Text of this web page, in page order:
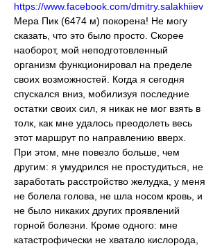
https://www.facebook.com/dmitry.salakhiiev
Мера Пик (6474 м) покорена! Не могу
сказать, что это было просто. Скорее
наоборот, мой неподготовленный
организм функционировал на пределе
своих возможностей. Когда я сегодня
спускался вниз, мобилизуя последние
остатки своих сил, я никак не мог взять в
толк, как мне удалось преодолеть весь
этот маршрут по направлению вверх.
При этом, мне повезло больше, чем
другим: я умудрился не простудиться, не
заработать расстройство желудка, у меня
не болела голова, не шла носом кровь, и
не было никаких других проявлений
горной болезни. Кроме одного: мне
катастрофически не хватало кислорода,